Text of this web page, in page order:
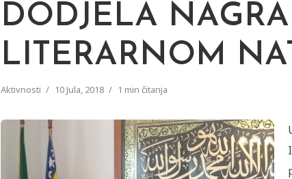
DODJELA
LITERARNOM
Aktivnosti 10 Jula, 2018 1 min čitanja